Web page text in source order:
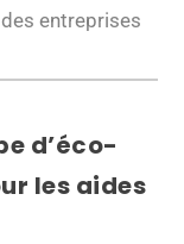
entreprises
d’éco-
les aides